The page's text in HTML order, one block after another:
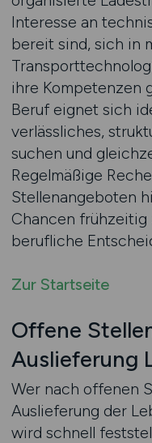
Interesse an
bereit sind, sich in
ihre Kompetenzen
Beruf eignet sich
verlässliches,
suchen und
Regelmäßige
Stellenangeboten
Chancen frühzeitig
berufliche
Zur Startseite
Offene
Auslieferung
Wer nach offenen
Auslieferung der
wird schnell